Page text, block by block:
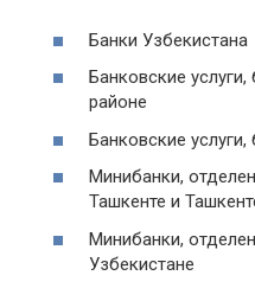
Банки Узбекистана
Банковские
районе
Банковские
Минибанки,
Ташкенте и
Минибанки,
Узбекистане